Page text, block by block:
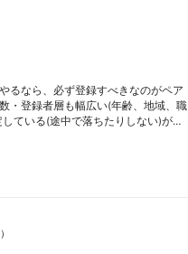
るなら、必ず登録すべきなのがペア
・登録者層も幅広い(年齢、地域、職
ている(途中で落ちたりしない)が…